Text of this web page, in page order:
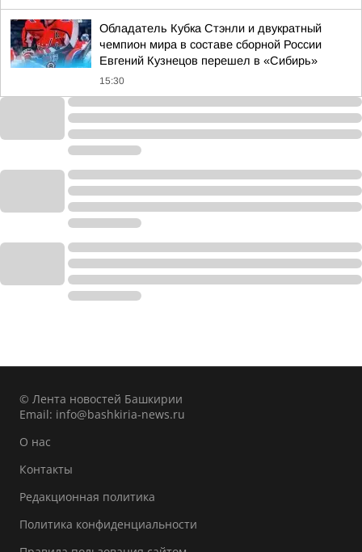
Обладатель Кубка Стэнли и двукратный
чемпион мира в составе сборной России
Евгений Кузнецов перешел в «Сибирь»
15:30
© Лента новостей Башкирии
Email: info@bashkiria-news.ru
О нас
Контакты
Редакционная политика
Политика конфиденциальности